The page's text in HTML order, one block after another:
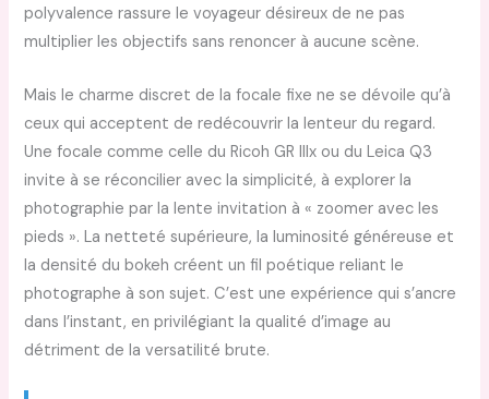
polyvalence rassure le voyageur désireux de ne pas
multiplier les objectifs sans renoncer à aucune scène.
Mais le charme discret de la focale fixe ne se dévoile qu’à
ceux qui acceptent de redécouvrir la lenteur du regard.
Une focale comme celle du Ricoh GR IIIx ou du Leica Q3
invite à se réconcilier avec la simplicité, à explorer la
photographie par la lente invitation à « zoomer avec les
pieds ». La netteté supérieure, la luminosité généreuse et
la densité du bokeh créent un fil poétique reliant le
photographe à son sujet. C’est une expérience qui s’ancre
dans l’instant, en privilégiant la qualité d’image au
détriment de la versatilité brute.